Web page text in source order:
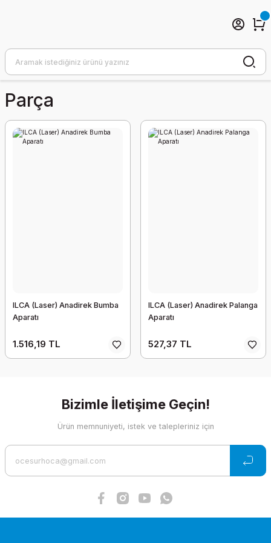
Parça
ILCA (Laser) Anadirek Bumba
Aparatı
1.516,19 TL
ILCA (Laser) Anadirek Palanga
Aparatı
527,37 TL
Bizimle İletişime Geçin!
Ürün memnuniyeti, istek ve talepleriniz için